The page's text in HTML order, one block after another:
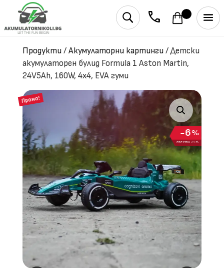
phone
U
Продукти/ Акумулаторни картинги/Детски
акумулаторен булид Formula 1 Aston Martin,
24V5Ah, 160W, 4х4, EVA гуми
Промо!
%
6
спести 23 €